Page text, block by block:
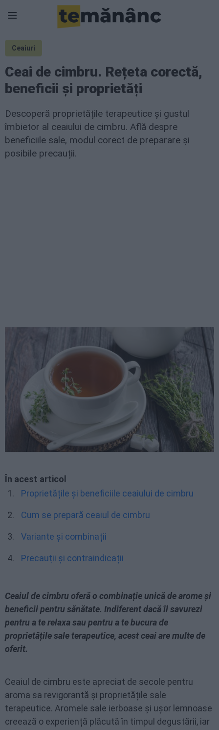
Ceaiuri
Ceai de cimbru. Rețeta corectă,
beneficii și proprietăți
Descoperă proprietățile terapeutice și gustul
îmbietor al ceaiului de cimbru. Află despre
beneficiile sale, modul corect de preparare și
posibile precauții.
În acest articol
Proprietățile și beneficiile ceaiului de cimbru
Cum se prepară ceaiul de cimbru
Variante și combinații
Precauții și contraindicații
Ceaiul de cimbru oferă o combinație unică de arome și
beneficii pentru sănătate. Indiferent dacă îl savurezi
pentru a te relaxa sau pentru a te bucura de
proprietățile sale terapeutice, acest ceai are multe de
oferit.
Ceaiul de cimbru este apreciat de secole pentru
aroma sa revigorantă și proprietățile sale
terapeutice. Aromele sale ierboase și ușor lemnoase
creează o experiență plăcută în timpul degustării, iar